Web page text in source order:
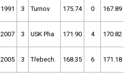
1991 3 Turnov 175.74 0 167.89
2007 3 USK Pha 171.90 4 170.82
2005 3 Třebech. 168.35 6 171.18